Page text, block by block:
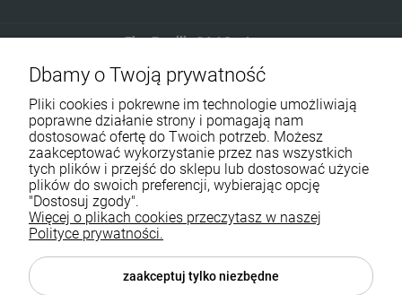
Eko-Familia GAJ Sp.Jawna
Gdańska 60
90-616 Łódź
790 727 174
sklep@eko-familia.pl
Informacje o sklepie
Suplementy diety
Dbamy o Twoją prywatność
Pliki cookies i pokrewne im technologie umożliwiają
poprawne działanie strony i pomagają nam
dostosować ofertę do Twoich potrzeb. Możesz
zaakceptować wykorzystanie przez nas wszystkich
tych plików i przejść do sklepu lub dostosować użycie
plików do swoich preferencji, wybierając opcję
"Dostosuj zgody".
Więcej o plikach cookies przeczytasz w naszej
Polityce prywatności.
zaakceptuj tylko niezbędne
Zasubskrybuj nasz newsletter
i otrzymaj5% rabatu na zakupy.
Twój email